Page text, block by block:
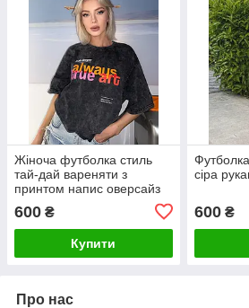
Жіноча футболка стиль
тай-дай вареняти з
принтом напис оверсайз
фабрична чудової якості
600 ₴
Купити
сіра
600₴
Про нас